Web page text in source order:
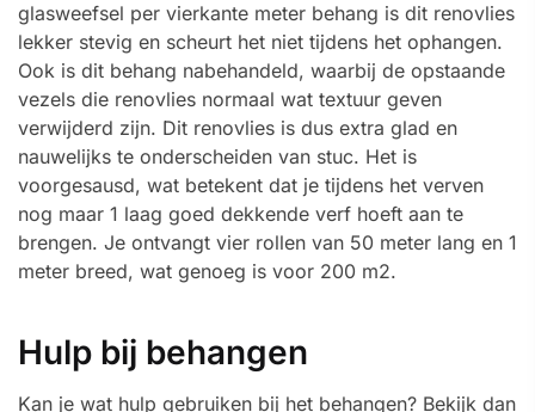
glasweefsel per vierkante meter behang is dit renovlies
lekker stevig en scheurt het niet tijdens het ophangen.
Ook is dit behang nabehandeld, waarbij de opstaande
vezels die renovlies normaal wat textuur geven
verwijderd zijn. Dit renovlies is dus extra glad en
nauwelijks te onderscheiden van stuc. Het is
voorgesausd, wat betekent dat je tijdens het verven
nog maar 1 laag goed dekkende verf hoeft aan te
brengen. Je ontvangt vier rollen van 50 meter lang en 1
meter breed, wat genoeg is voor 200 m2.
Hulp bij behangen
Kan je wat hulp gebruiken bij het behangen? Bekijk dan